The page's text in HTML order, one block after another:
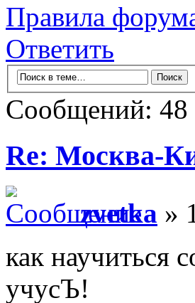
Правила
Ответить
Сообщений: 48
Re: Москва-
zvetka »
как научиться
учусЪ!